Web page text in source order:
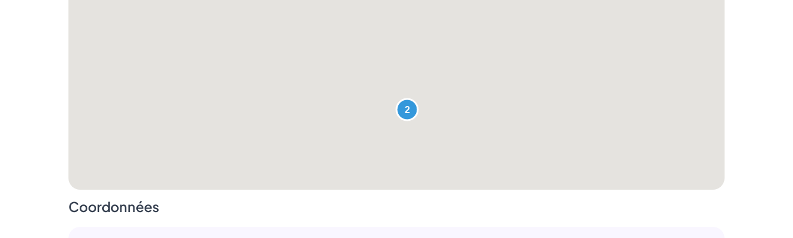
Coordonnées